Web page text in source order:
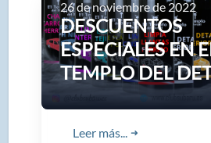
DESCUENTOS
ESPECIALES EN
TEMPLO DEL
26 de noviembre de 2022
Leer más... ➜